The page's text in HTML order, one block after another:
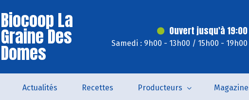
Biocoop La
Graine Des
Domes
Ouvert jusqu'à 19:00
Samedi : 9h00 - 13h00 / 15h00 - 19h00
Actualités Recettes Producteurs